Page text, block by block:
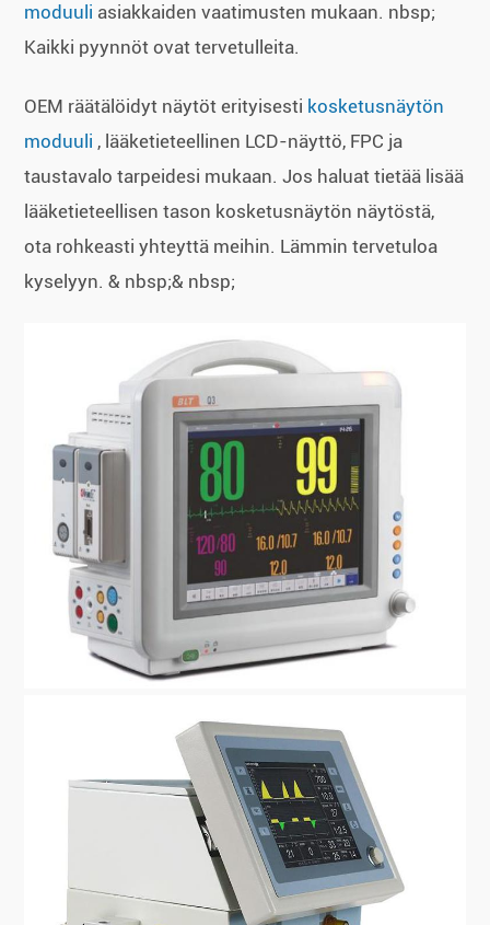
moduuli asiakkaiden vaatimusten mukaan. nbsp;
Kaikki pyynnöt ovat tervetulleita.
OEM räätälöidyt näytöt erityisesti kosketusnäytön
moduuli , lääketieteellinen LCD-näyttö, FPC ja
taustavalo tarpeidesi mukaan. Jos haluat tietää lisää
lääketieteellisen tason kosketusnäytön näytöstä,
ota rohkeasti yhteyttä meihin. Lämmin tervetuloa
kyselyyn. & nbsp;& nbsp;